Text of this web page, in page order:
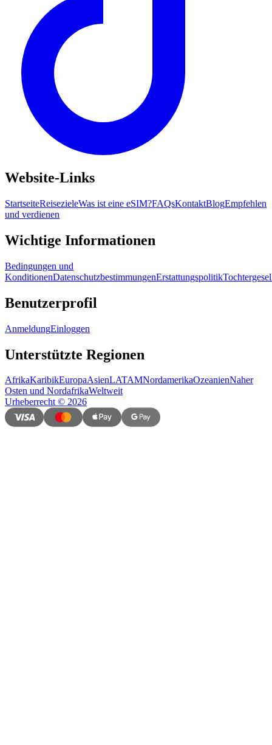
Website-Links
StartseiteReisezieleWas ist eine eSIM?FAQsKontaktBlogEmpfehlen
und verdienen
Wichtige Informationen
Bedingungen und
KonditionenDatenschutzbestimmungenErstattungspolitik
Benutzerprofil
AnmeldungEinloggen
Unterstützte Regionen
AfrikaKaribikEuropaAsienLATAMNordamerikaOzeanienNaher
Osten und NordafrikaWeltweit
Urheberrecht© 2026